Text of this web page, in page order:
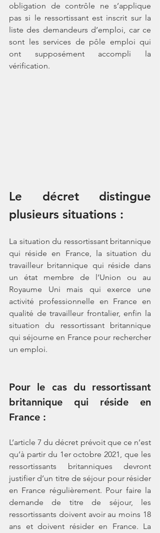
obligation de contrôle ne s’applique
pas si le ressortissant est inscrit sur la
liste des demandeurs d’emploi, car ce
sont les services de pôle emploi qui
ont supposément accompli la
vérification.
Le décret distingue
plusieurs situations :
La situation du ressortissant britannique
qui réside en France, la situation du
travailleur britannique qui réside dans
un état membre de l’Union ou au
Royaume Uni mais qui exerce une
activité professionnelle en France en
qualité de travailleur frontalier, enfin la
situation du ressortissant britannique
qui séjourne en France pour rechercher
un emploi.
Pour le cas du ressortissant
britannique qui réside en
France :
L’article 7 du décret prévoit que ce n’est
qu’à partir du 1er octobre 2021, que les
ressortissants britanniques devront
justifier d’un titre de séjour pour résider
en France régulièrement. Pour faire la
demande de titre de séjour, les
ressortissants doivent avoir au moins 18
ans et doivent résider en France. La